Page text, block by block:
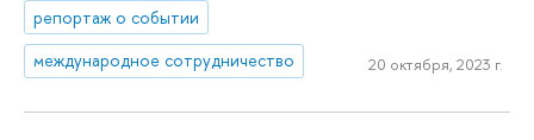
репортаж о событии
международное сотрудничество
20 октября, 2023 г.